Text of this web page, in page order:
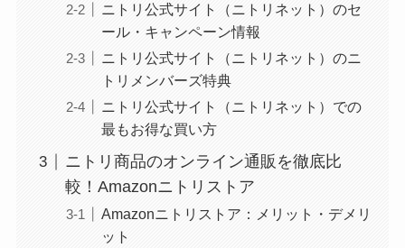
ニトリ公式サイト（ニトリネット）のセ
ール・キャンペーン情報
ニトリ公式サイト（ニトリネット）のニ
トリメンバーズ特典
ニトリ公式サイト（ニトリネット）での
最もお得な買い方
ニトリ商品のオンライン通販を徹底比
較！Amazonニトリストア
Amazonニトリストア：メリット・デメリ
ット